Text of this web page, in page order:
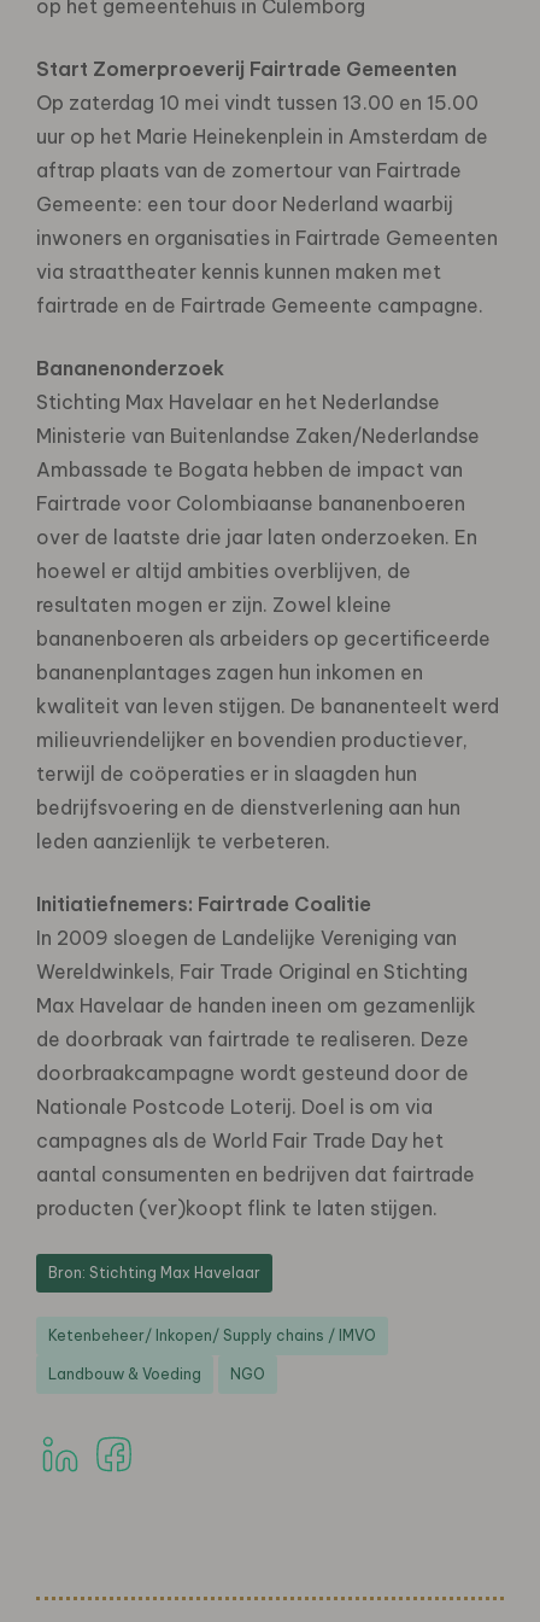
op het gemeentehuis in Culemborg
Start Zomerproeverij Fairtrade Gemeenten
Op zaterdag 10 mei vindt tussen 13.00 en 15.00
uur op het Marie Heinekenplein in Amsterdam de
aftrap plaats van de zomertour van Fairtrade
Gemeente: een tour door Nederland waarbij
inwoners en organisaties in Fairtrade Gemeenten
via straattheater kennis kunnen maken met
fairtrade en de Fairtrade Gemeente campagne.
Bananenonderzoek
Stichting Max Havelaar en het Nederlandse
Ministerie van Buitenlandse Zaken/Nederlandse
Ambassade te Bogata hebben de impact van
Fairtrade voor Colombiaanse bananenboeren
over de laatste drie jaar laten onderzoeken. En
hoewel er altijd ambities overblijven, de
resultaten mogen er zijn. Zowel kleine
bananenboeren als arbeiders op gecertificeerde
bananenplantages zagen hun inkomen en
kwaliteit van leven stijgen. De bananenteelt werd
milieuvriendelijker en bovendien productiever,
terwijl de coöperaties er in slaagden hun
bedrijfsvoering en de dienstverlening aan hun
leden aanzienlijk te verbeteren.
Initiatiefnemers: Fairtrade Coalitie
In 2009 sloegen de Landelijke Vereniging van
Wereldwinkels, Fair Trade Original en Stichting
Max Havelaar de handen ineen om gezamenlijk
de doorbraak van fairtrade te realiseren. Deze
doorbraakcampagne wordt gesteund door de
Nationale Postcode Loterij. Doel is om via
campagnes als de World Fair Trade Day het
aantal consumenten en bedrijven dat fairtrade
producten (ver)koopt flink te laten stijgen.
Bron: Stichting Max Havelaar
Ketenbeheer/ Inkopen/ Supply chains / IMVO
Landbouw & Voeding NGO